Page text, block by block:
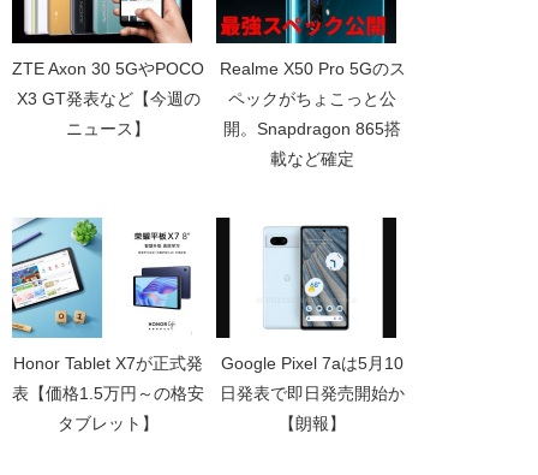
ZTE Axon 30 5GやPOCO
X3 GT発表など【今週の
ニュース】
Realme X50 Pro 5Gのス
ペックがちょこっと公
開。Snapdragon 865搭
載など確定
Honor Tablet X7が正式発
表【価格1.5万円～の格安
タブレット】
Google Pixel 7aは5月10
日発表で即日発売開始か
【朗報】